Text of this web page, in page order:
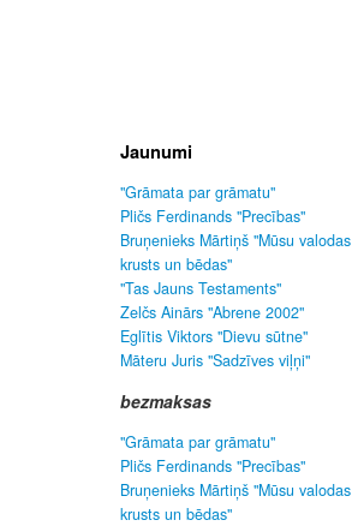
Jaunumi
"Grāmata par grāmatu"
Pličs Ferdinands "Precības"
Bruņenieks Mārtiņš "Mūsu valodas
krusts un bēdas"
"Tas Jauns Testaments"
Zelčs Ainārs "Abrene 2002"
Eglītis Viktors "Dievu sūtne"
Māteru Juris "Sadzīves viļņi"
bezmaksas
"Grāmata par grāmatu"
Pličs Ferdinands "Precības"
Bruņenieks Mārtiņš "Mūsu valodas
krusts un bēdas"